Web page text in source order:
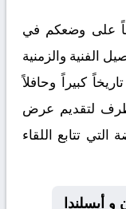
على وضعكم في
الفنية والزمنية
كبيراً وحافلاً
طرف لتقديم عرض
تتابع اللقاء
و أيسلندا